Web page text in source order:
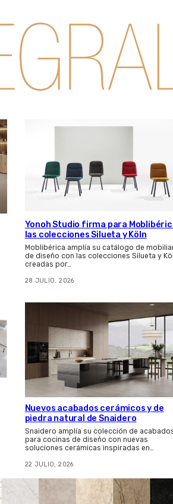
Yonoh Studio firma para
las colecciones Silueta y Köln
Moblibérica amplía su catálogo de
de diseño con las colecciones Silueta y
creadas por…
28 JULIO, 2026
Nuevos acabados cerámicos y de
piedra natural de Snaidero
Snaidero amplía su colección de
para cocinas de diseño con nuevas
soluciones cerámicas inspiradas en…
22 JULIO, 2026